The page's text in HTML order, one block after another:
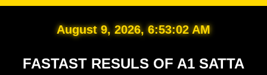
August 9, 2026, 6:53:03 AM
FASTAST RESULS OF A1 SATTA